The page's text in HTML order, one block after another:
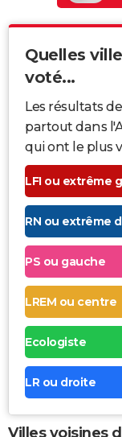
Quelles
voté...
Les résultats
partout dans
qui ont le plus
LFI ou extrême
RN ou extrême
PS ou gauche
LREM ou centre
Ecologiste
LR ou droite
Villes voisines